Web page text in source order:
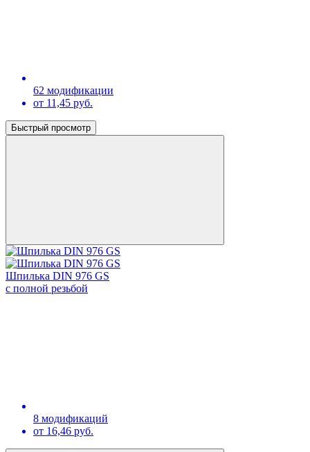
62 модификации
от 11,45 руб.
Быстрый просмотр
Шпилька DIN 976 GS
с полной резьбой
8 модификаций
от 16,46 руб.